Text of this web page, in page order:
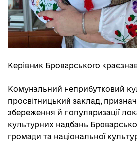
Керівник Броварського
Комунальний неприбутковий
просвітницький заклад,
збереження й популяризації
культурних надбань
громади та національної